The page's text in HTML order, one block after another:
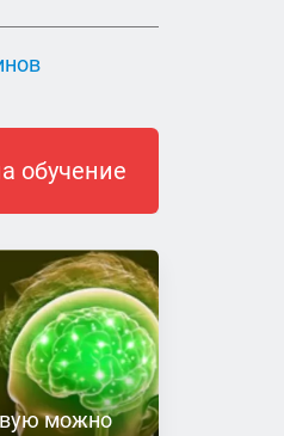
обучение
можно